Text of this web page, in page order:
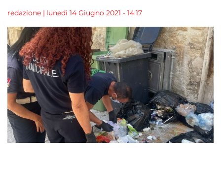
redazione | lunedì 14 Giugno 2021 - 14:17